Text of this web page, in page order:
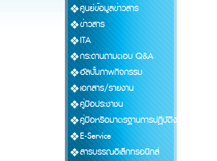
ศูนย์ข้อมูลข่าวสาร
ข่าวสาร
ITA
กระดานถามตอบ Q&A
อัลบั้มภาพกิจกรรม
เอกสาร/รายงาน
คู่มือประชาชน
คู่มือหรือมาตรฐานการปฏิบัติงาน
E-Service
สารบรรณอิเล็กทรอนิกส์